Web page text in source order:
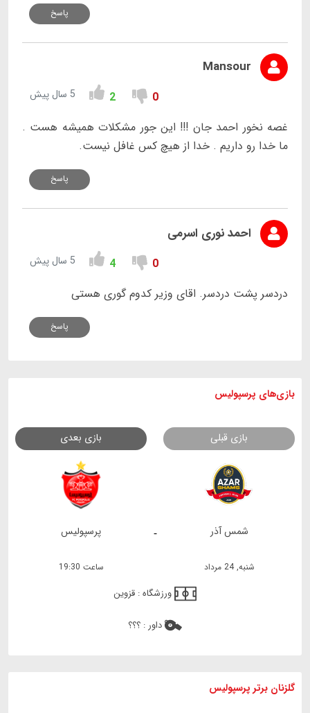
پاسخ
Mansour
0
2 5 سال پیش
غصه نخور احمد جان !!! این جور مشکلات همیشه هست .
ما خدا رو داریم . خدا از هیچ کس غافل نیست.
پاسخ
احمد نوری اسرمی
0
4 5 سال پیش
دردسر پشت دردسر. اقای وزیر کدوم گوری هستی
پاسخ
بازی های پرسپولیس
بازی قبلی بازی بعدی
- شمس آذر پرسپولیس
شنبه, 24 مرداد ساعت 19:30
ورزشگاه : قزوین
داور : ؟؟؟
گلزنان برتر پرسپولیس